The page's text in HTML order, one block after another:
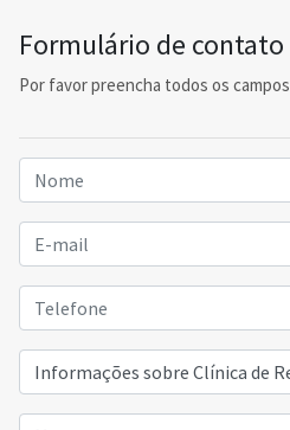
Formulário de contato
Por favor preencha todos os campos